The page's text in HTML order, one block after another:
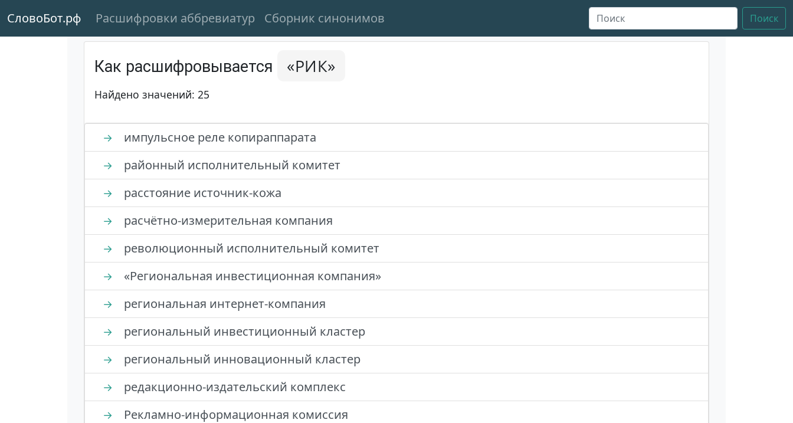
СловоБот.рф Расшифровки аббревиатур Сборник синонимов Поиск
Как расшифровывается «РИК»
Найдено значений: 25
→ импульсное реле копираппарата
→ районный исполнительный комитет
→ расстояние источник-кожа
→ расчётно-измерительная компания
→ революционный исполнительный комитет
→ «Региональная инвестиционная компания»
→ региональная интернет-компания
→ региональный инвестиционный кластер
→ региональный инновационный кластер
→ редакционно-издательский комплекс
→ Рекламно-информационная комиссия